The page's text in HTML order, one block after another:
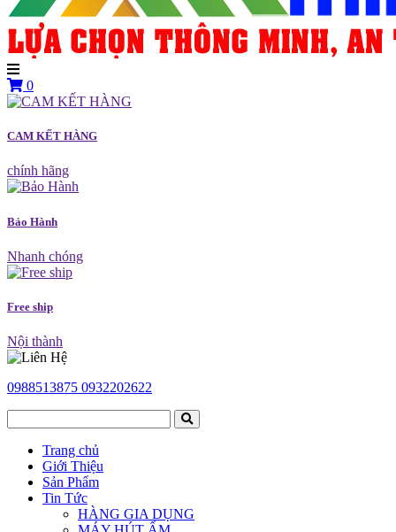
0
CAM KẾT HÀNG
chính hãng
Bảo Hành
Nhanh chóng
Free ship
Nội thành
0988513875 0932202622
Trang chủ
Giới Thiệu
Sản Phẩm
Tin Tức
HÀNG GIA DỤNG